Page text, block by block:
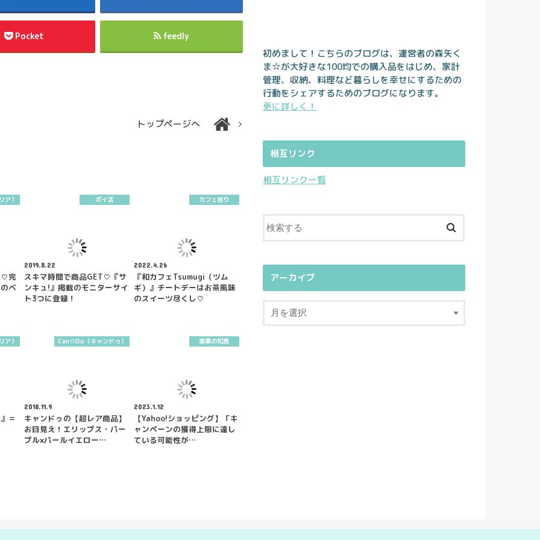
Pocket feedly
トップページへ
ア）
♡完
ベ
ポイ活
2019.8.22
スキマ時間で商品GET♡『サ
ンキュ!』掲載のモニターサイ
ト3つに登録！
カフェ巡り
2022.4.26
『和カフェTsumugi（ツム
ギ）』チートデーはお茶風味
のスイーツ尽くし♡
ア）
＝
Can☆Do（キャンドゥ）
2018.11.9
キャンドゥの【超レア商品】
お目見え！エリップス・パー
プル×パールイエロー…
家事の知恵
2023.1.12
【Yahoo!ショッピング】「キ
ャンペーンの獲得上限に達し
ている可能性が…
初めまして！こちらのブログは、運営者の森矢く
ま☆が大好きな100均での購入品をはじめ、家計
管理、収納、料理など暮らしを幸せにするための
行動をシェアするためのブログになります。
更に詳しく！
相互リンク
相互リンク一覧
アーカイブ